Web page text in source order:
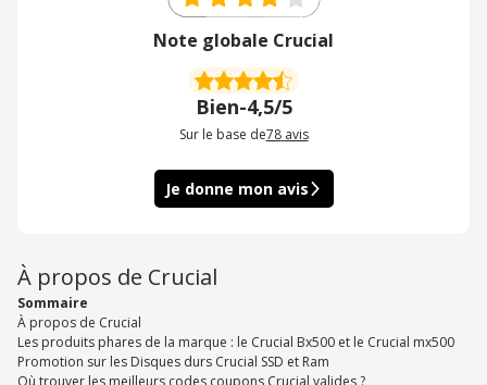
Note globale Crucial
Bien-4,5/5
Sur le base de78 avis
Je donne mon avis
À propos de Crucial
Sommaire
À propos de Crucial
Les produits phares de la marque : le Crucial Bx500 et le Crucial mx500
Promotion sur les Disques durs Crucial SSD et Ram